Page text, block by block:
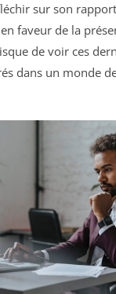
sur son
faveur de la
de voir ces
dans un monde